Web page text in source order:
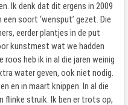
Ik denk dat dit ergens in 2009
soort ‘wensput’ gezet. Die
eerder plantjes in de put
kunstmest wat we hadden
heb ik in al die jaren weinig
water geven, ook niet nodig.
en in maart knippen. In al die
flinke struik. Ik ben er trots op,